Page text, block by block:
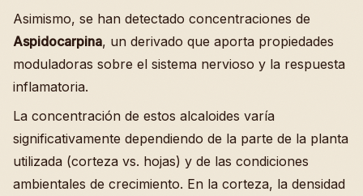
Asimismo, se han detectado concentraciones de
Aspidocarpina, un derivado que aporta propiedades
moduladoras sobre el sistema nervioso y la respuesta
inflamatoria.
La concentración de estos alcaloides varía
significativamente dependiendo de la parte de la planta
utilizada (corteza vs. hojas) y de las condiciones
ambientales de crecimiento. En la corteza, la densidad